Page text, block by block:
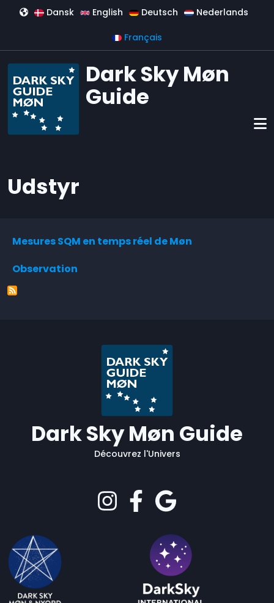
Aller au contenu principal
Dansk English Deutsch Nederlands
Français
Dark Sky Møn
Guide
Udstyr
Mesures SQM en temps réel de Møn
Observation
Dark Sky Møn Guide
Découvrez l'Univers